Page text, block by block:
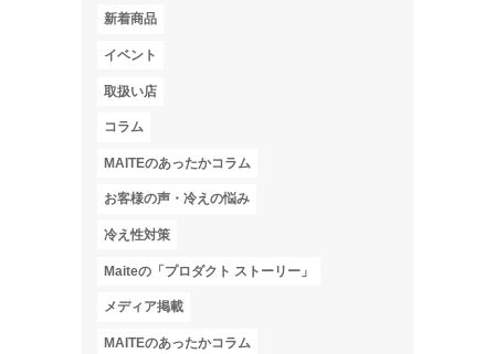
新着商品
イベント
取扱い店
コラム
MAITEのあったかコラム
お客様の声・冷えの悩み
冷え性対策
Maiteの「プロダクト ストーリー」
メディア掲載
MAITEのあったかコラム